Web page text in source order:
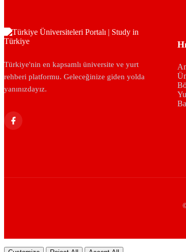
Türkiye'nin en kapsamlı üniversite ve yurt
rehberi platformu. Geleceğinize giden yolda
yanınızdayız.